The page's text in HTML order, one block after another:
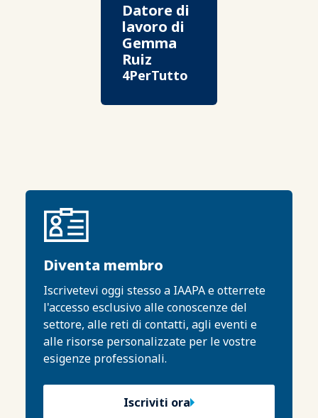
Datore di
lavoro di
Gemma
Ruiz
4PerTutto
Diventa membro
Iscrivetevi oggi stesso a IAAPA e otterrete
l'accesso esclusivo alle conoscenze del
settore, alle reti di contatti, agli eventi e
alle risorse personalizzate per le vostre
esigenze professionali.
Iscriviti ora